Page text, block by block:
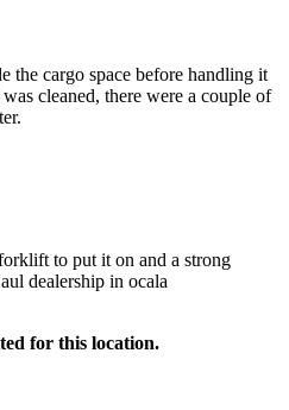
the cargo space before handling it
cleaned, there were a couple of
to put it on and a strong
dealership in ocala
for this location.